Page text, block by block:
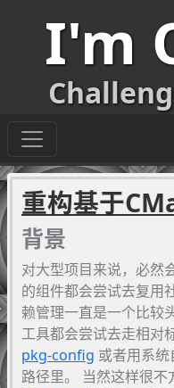
I'm
重构基于
背景
对大型项目来说，必然
的组件都会尝试去复用
赖管理一直是一个比较
工具都会尝试去走相对
pkg-config 或者用系
路径里。 当然这样很